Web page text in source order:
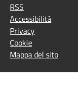
RSS
Accessibilità
Privacy
Cookie
Mappa del sito